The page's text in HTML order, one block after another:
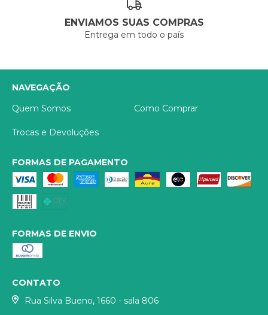
ENVIAMOS SUAS COMPRAS
Entrega em todo o país
NAVEGAÇÃO
Quem Somos
Como Comprar
Trocas e Devoluções
FORMAS DE PAGAMENTO
FORMAS DE ENVIO
CONTATO
Rua Silva Bueno, 1660 - sala 806